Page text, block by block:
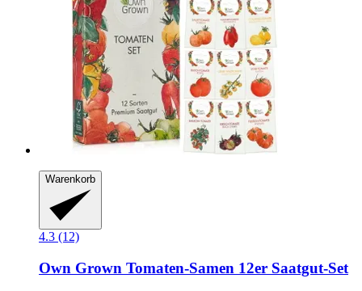
Warenkorb
4.3 (12)
Own Grown Tomaten-​Samen 12er Saatgut-​Set